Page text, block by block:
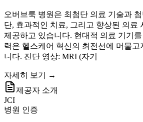
오버브룩 병원은 최첨단 의료 기술과
단, 효과적인 치료, 그리고 향상된 의료
제공하고 있습니다. 현대적 의료 기기
력은 헬스케어 혁신의 최전선에 머물
니다. 진단 영상: MRI (자기
자세히 보기 →
제공자 소개
JCI
병원 인증